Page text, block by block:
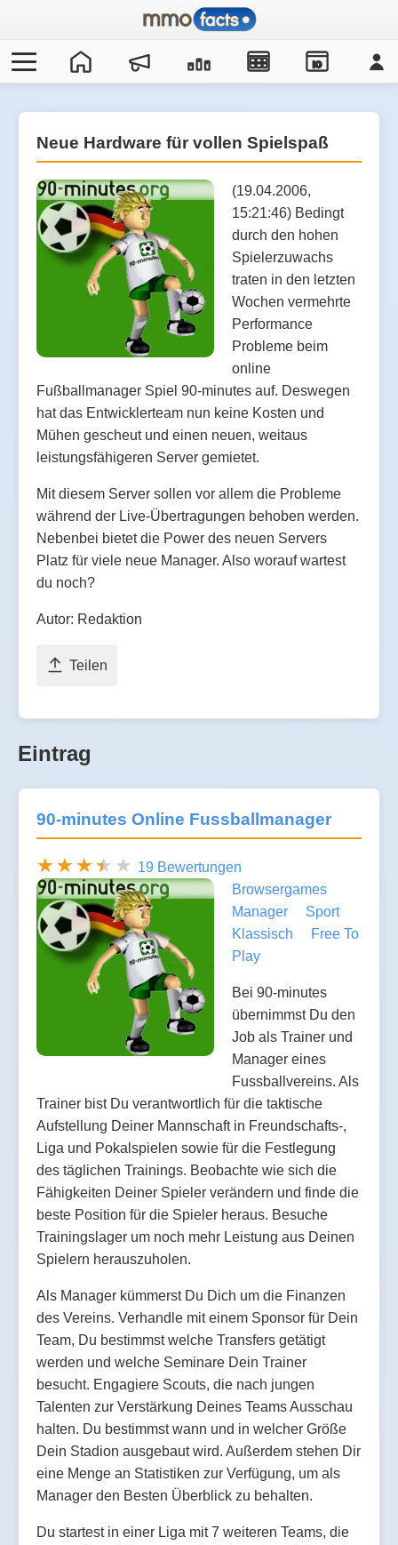
IO
Neue Hardware für vollen Spielspaß
(19.04.2006,
15:21:46) Bedingt
durch den hohen
Spielerzuwachs
traten in den letzten
Wochen vermehrte
Performance
Probleme beim
online
Fußballmanager Spiel 90-minutes auf. Deswegen
hat das Entwicklerteam nun keine Kosten und
Mühen gescheut und einen neuen, weitaus
leistungsfähigeren Server gemietet.
Mit diesem Server sollen vor allem die Probleme
während der Live-Übertragungen behoben werden.
Nebenbei bietet die Power des neuen Servers
Platz für viele neue Manager. Also worauf wartest
du noch?
Autor: Redaktion
Teilen
Eintrag
90-minutes Online Fussballmanager
19 Bewertungen
Browsergames
Manager
Sport
Klassisch
Free To
Play
Bei 90-minutes
übernimmst Du den
Job als Trainer und
Manager eines
Fussballvereins. Als
Trainer bist Du verantwortlich für die taktische
Aufstellung Deiner Mannschaft in Freundschafts-,
Liga und Pokalspielen sowie für die Festlegung
des täglichen Trainings. Beobachte wie sich die
Fähigkeiten Deiner Spieler verändern und finde die
beste Position für die Spieler heraus. Besuche
Trainingslager um noch mehr Leistung aus Deinen
Spielern herauszuholen.
Als Manager kümmerst Du Dich um die Finanzen
des Vereins. Verhandle mit einem Sponsor für Dein
Team, Du bestimmst welche Transfers getätigt
werden und welche Seminare Dein Trainer
besucht. Engagiere Scouts, die nach jungen
Talenten zur Verstärkung Deines Teams Ausschau
halten. Du bestimmst wann und in welcher Größe
Dein Stadion ausgebaut wird. Außerdem stehen Dir
eine Menge an Statistiken zur Verfügung, um als
Manager den Besten Überblick zu behalten.
Du startest in einer Liga mit 7 weiteren Teams, die